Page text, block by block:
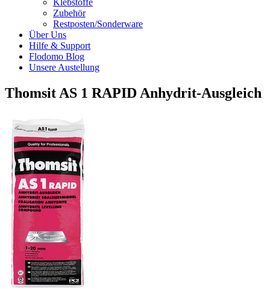
Klebstoffe
Zubehör
Restposten/Sonderware
Über Uns
Hilfe & Support
Flodomo Blog
Unsere Austellung
Thomsit AS 1 RAPID Anhydrit-Ausgleich